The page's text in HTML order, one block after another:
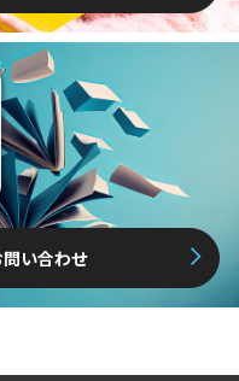
い合わせ